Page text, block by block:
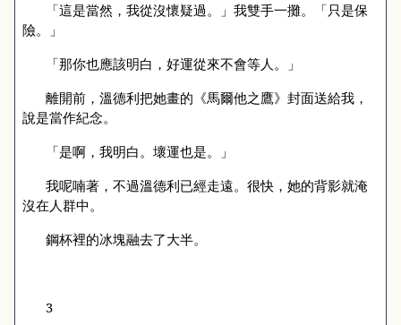
「這是當然，我從沒懷疑過。」我雙手一攤。「只是保
險。」
「那你也應該明白，好運從來不會等人。」
離開前，溫德利把她畫的《馬爾他之鷹》封面送給我，
說是當作紀念。
「是啊，我明白。壞運也是。」
我呢喃著，不過溫德利已經走遠。很快，她的背影就淹
沒在人群中。
鋼杯裡的冰塊融去了大半。
3